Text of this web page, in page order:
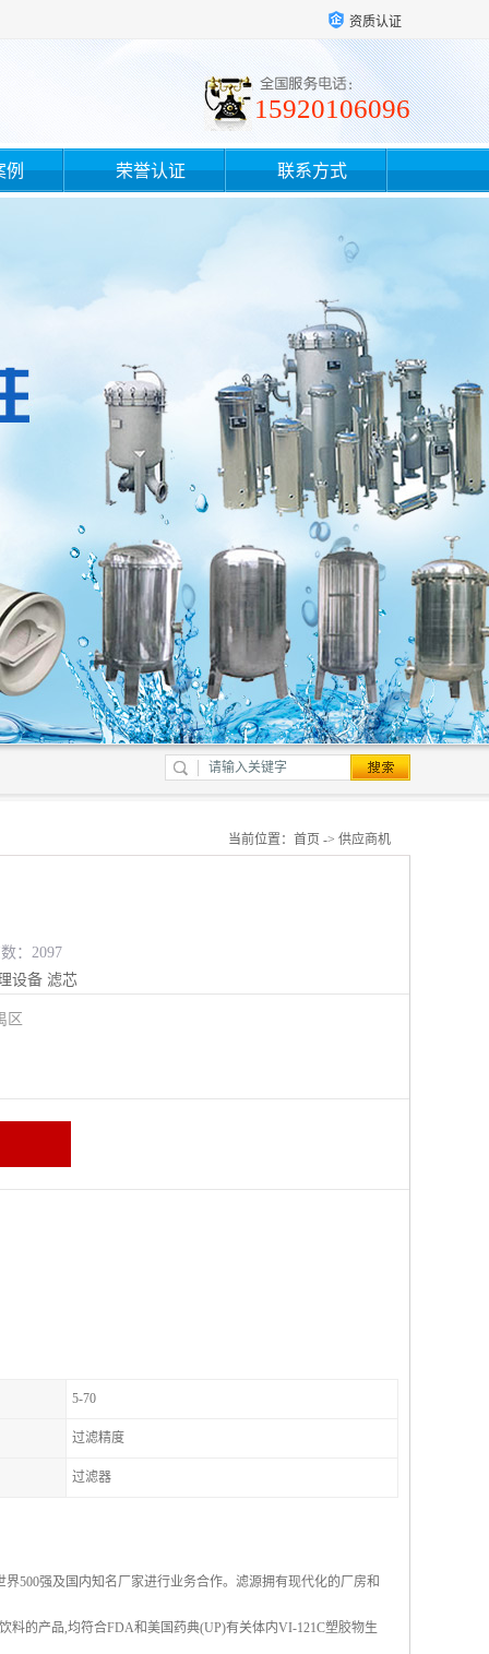
资质认证
15920106096
例 荣誉认证 联系方式
当前位置： 首页 -> 供应商机
：2097
设备 滤芯
区
5-70
过滤精度
过滤器
500强及国内知名厂家进行业务合作。滤源拥有现代化的厂房和
的产品,均符合FDA和美国药典(UP)有关体内VI-121C塑胶物生